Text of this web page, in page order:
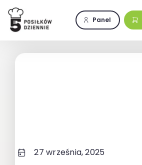
Przejdź
zawartości
Panel
27 września, 2025